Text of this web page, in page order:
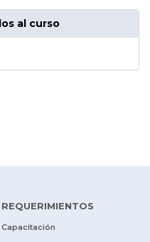
al curso
REQUERIMIENTOS
Capacitación